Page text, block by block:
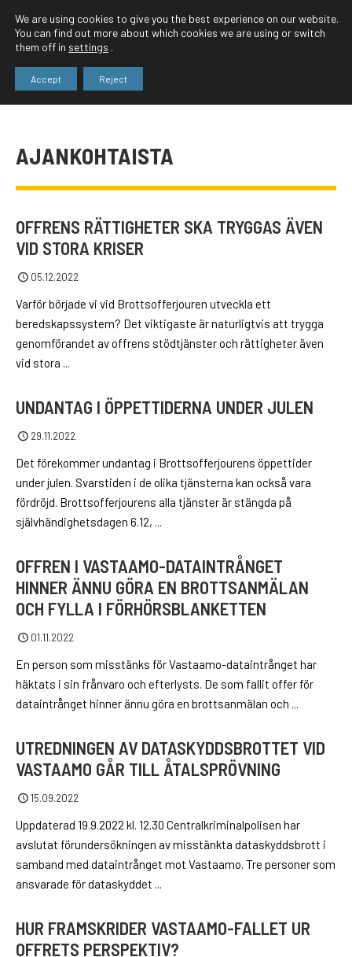
AJANKOHTAISTA
OFFRENS RÄTTIGHETER SKA TRYGGAS ÄVEN
VID STORA KRISER
05.12.2022
Varför började vi vid Brottsofferjouren utveckla ett
beredskapssystem? Det viktigaste är naturligtvis att trygga
genomförandet av offrens stödtjänster och rättigheter även
vid stora ...
UNDANTAG I ÖPPETTIDERNA UNDER JULEN
29.11.2022
Det förekommer undantag i Brottsofferjourens öppettider
under julen. Svarstiden i de olika tjänsterna kan också vara
fördröjd. Brottsofferjourens alla tjänster är stängda på
självhändighetsdagen 6.12, ...
OFFREN I VASTAAMO-DATAINTRÅNGET
HINNER ÄNNU GÖRA EN BROTTSANMÄLAN
OCH FYLLA I FÖRHÖRSBLANKETTEN
01.11.2022
En person som misstänks för Vastaamo-dataintrånget har
häktats i sin frånvaro och efterlysts. De som fallit offer för
dataintrånget hinner ännu göra en brottsanmälan och ...
UTREDNINGEN AV DATASKYDDSBROTTET VID
VASTAAMO GÅR TILL ÅTALSPRÖVNING
15.09.2022
Uppdaterad 19.9.2022 kl. 12.30 Centralkriminalpolisen har
avslutat förundersökningen av misstänkta dataskyddsbrott i
samband med dataintrånget mot Vastaamo. Tre personer som
ansvarade för dataskyddet ...
HUR FRAMSKRIDER VASTAAMO-FALLET UR
OFFRETS PERSPEKTIV?
We are using cookies to give you the best experience on our website.
You can find out more about which cookies we are using or switch
them off in settings .
Accept Reject